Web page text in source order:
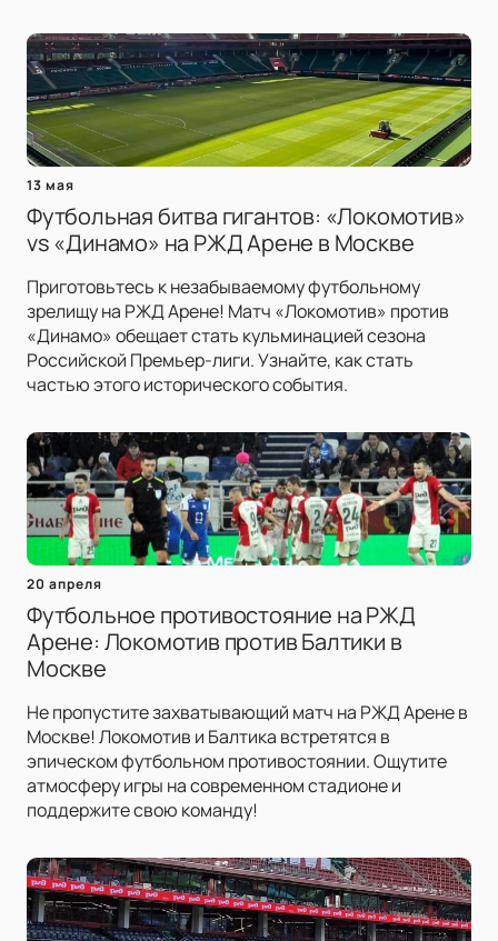
13 мая
Футбольная битва гигантов: «Локомотив»
vs «Динамо» на РЖД Арене в Москве
Приготовьтесь к незабываемому футбольному
зрелищу на РЖД Арене! Матч «Локомотив» против
«Динамо» обещает стать кульминацией сезона
Российской Премьер-лиги. Узнайте, как стать
частью этого исторического события.
20 апреля
Футбольное противостояние на РЖД
Арене: Локомотив против Балтики в
Москве
Не пропустите захватывающий матч на РЖД Арене в
Москве! Локомотив и Балтика встретятся в
эпическом футбольном противостоянии. Ощутите
атмосферу игры на современном стадионе и
поддержите свою команду!